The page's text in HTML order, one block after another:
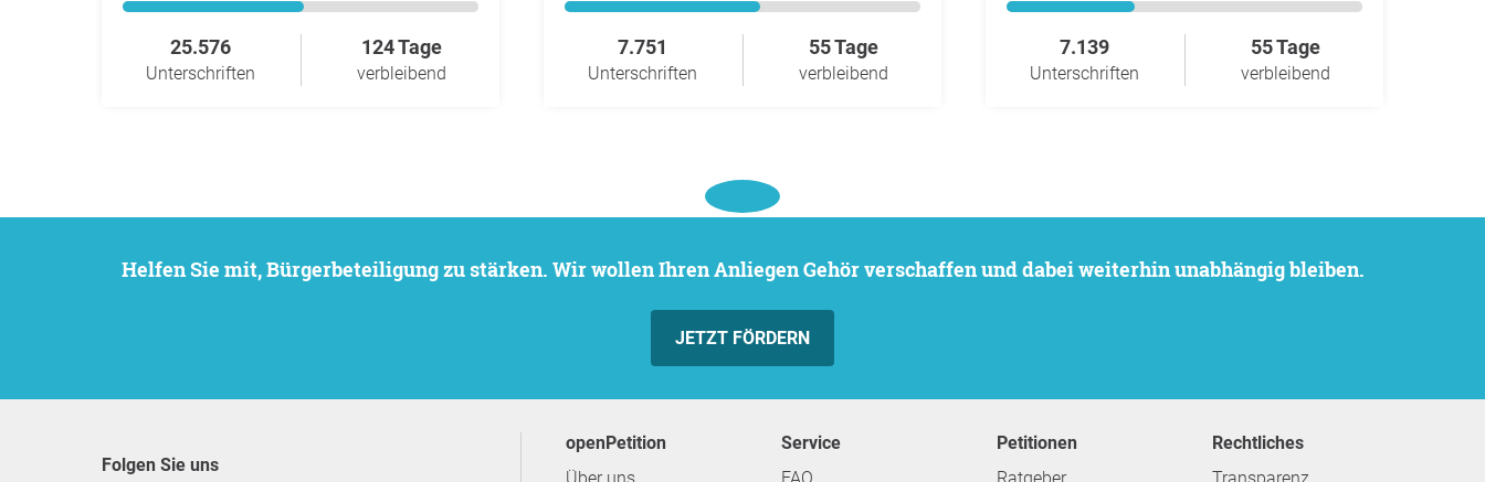
25.576
Unterschriften
124 Tage
verbleibend
7.751
Unterschriften
55 Tage
verbleibend
7.139
Unterschriften
55 Tage
verbleibend
Helfen Sie mit, Bürgerbeteiligung zu stärken. Wir wollen Ihren Anliegen Gehör verschaffen und dabei weiterhin unabhängig bleiben.
JETZT FÖRDERN
Folgen Sie uns
openPetition
Service
Petitionen
Rechtliches